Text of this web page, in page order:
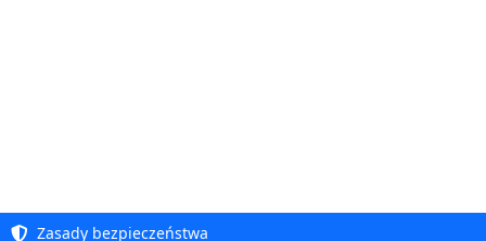
Zasady bezpieczeństwa